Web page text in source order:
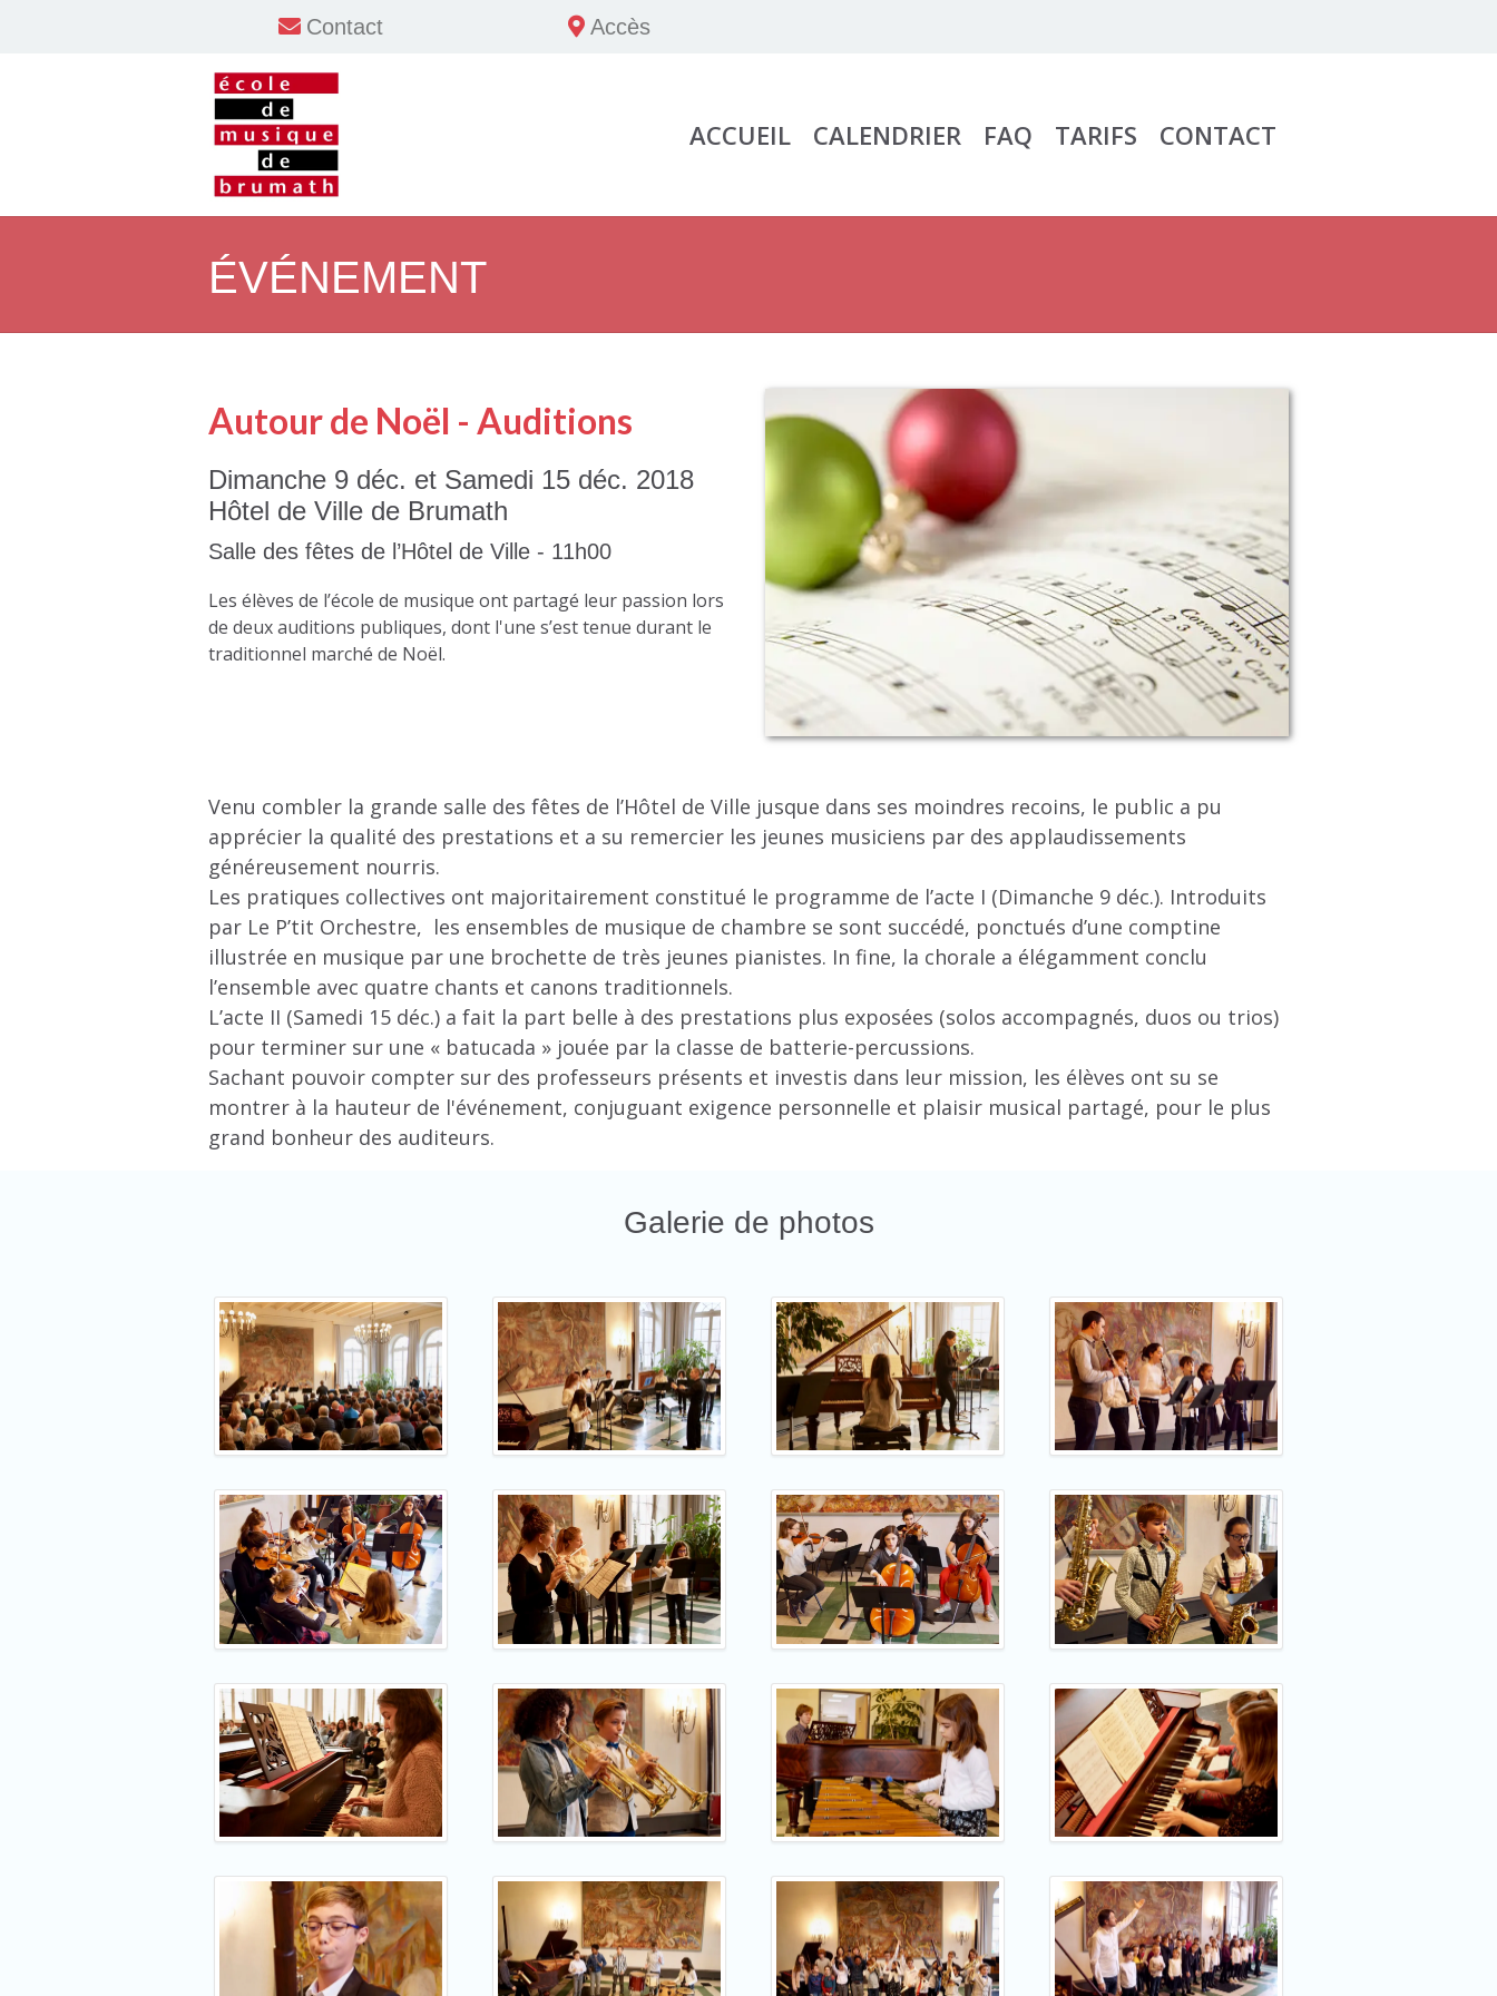
Contact Accès
ACCUEIL CALENDRIER FAQ TARIFS CONTACT
ÉVÉNEMENT
Autour de Noël - Auditions
Dimanche 9 déc. et Samedi 15 déc. 2018
Hôtel de Ville de Brumath
Salle des fêtes de l’Hôtel de Ville - 11h00
Les élèves de l’école de musique ont partagé leur passion lors
de deux auditions publiques, dont l'une s’est tenue durant le
traditionnel marché de Noël.
Venu combler la grande salle des fêtes de l’Hôtel de Ville jusque dans ses moindres recoins, le public a pu
apprécier la qualité des prestations et a su remercier les jeunes musiciens par des applaudissements
généreusement nourris.
Les pratiques collectives ont majoritairement constitué le programme de l’acte I (Dimanche 9 déc.). Introduits
par Le P’tit Orchestre, les ensembles de musique de chambre se sont succédé, ponctués d’une comptine
illustrée en musique par une brochette de très jeunes pianistes. In fine, la chorale a élégamment conclu
l’ensemble avec quatre chants et canons traditionnels.
L’acte II (Samedi 15 déc.) a fait la part belle à des prestations plus exposées (solos accompagnés, duos ou trios)
pour terminer sur une « batucada » jouée par la classe de batterie-percussions.
Sachant pouvoir compter sur des professeurs présents et investis dans leur mission, les élèves ont su se
montrer à la hauteur de l'événement, conjuguant exigence personnelle et plaisir musical partagé, pour le plus
grand bonheur des auditeurs.
Galerie de photos